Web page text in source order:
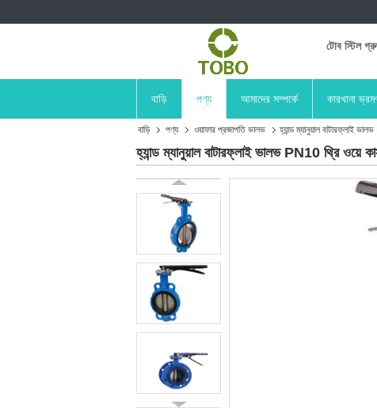
টোব স্টিল
বাড়ি পণ্য আমাদের সম্পর্কে কারখানা
বাড়ি পণ্য ওয়াফার প্রজাপতি ভালভ হ্যান্ড ম্যানুয়াল বাটারফ্লাই
হ্যান্ড ম্যানুয়াল বাটারফ্লাই ভালভ PN10 থ্রি ওয়ে